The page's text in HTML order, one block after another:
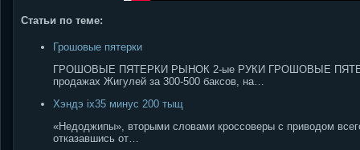
Статьи по теме:
Грошовые пятерки
ГРОШОВЫЕ ПЯТЕРКИ РЫНОК 2-ые РУКИ ГРОШОВЫЕ ПЯТЕРКИ
продажах Жигулей за 300-500 баксов, на…
Хэндэ ix35 минус 200 тыщ
«Недоджипы», вторыми словами кроссоверы с приводом
отказавшись от…